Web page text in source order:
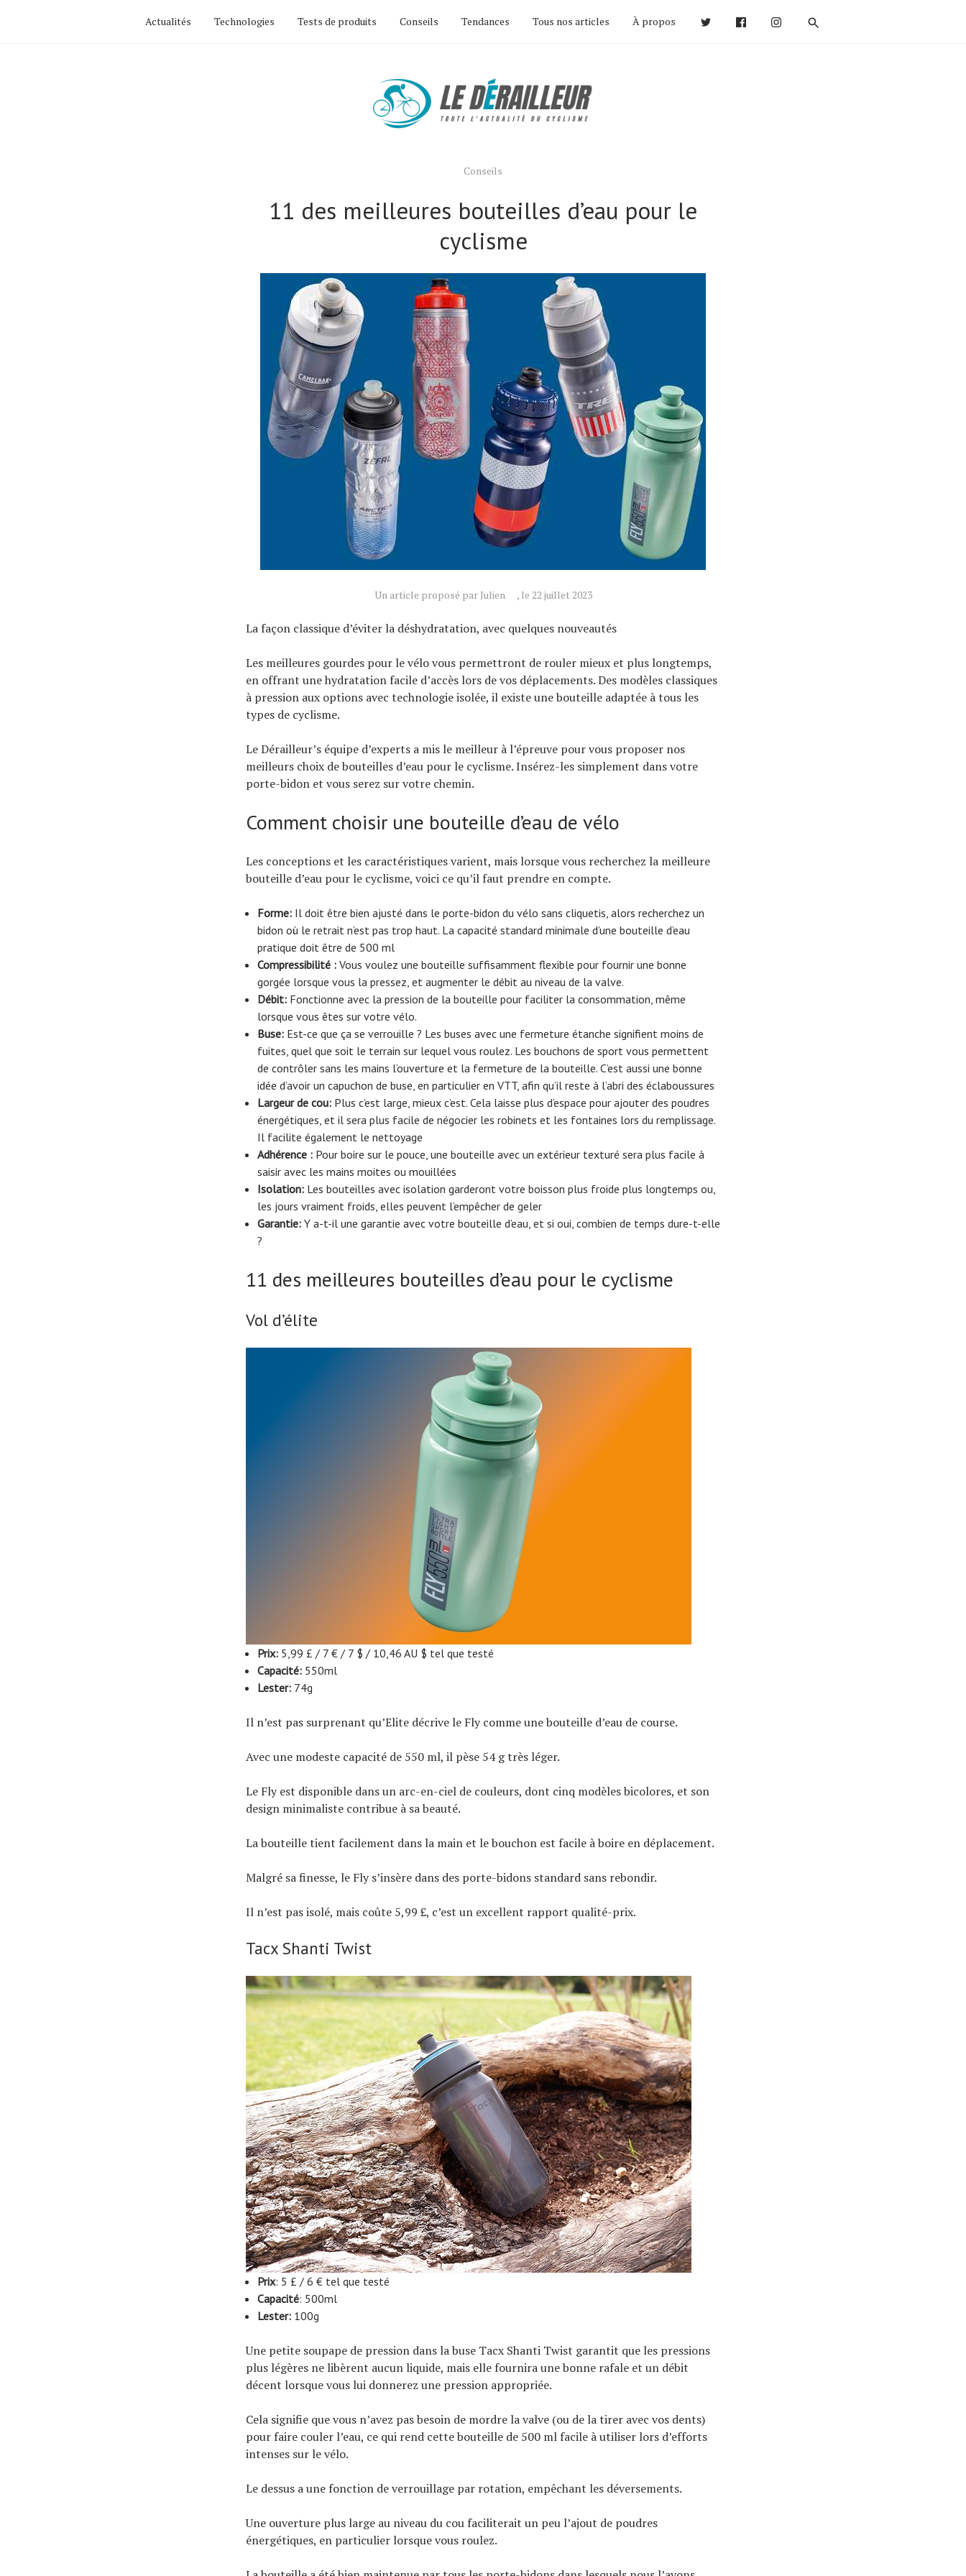
Actualités Technologies Tests de produits Conseils Tendances Tous nos articles À propos
Conseils
11 des meilleures bouteilles d’eau pour le
cyclisme
Un article proposé par Julien , le 22 juillet 2023
La façon classique d’éviter la déshydratation, avec quelques nouveautés
Les meilleures gourdes pour le vélo vous permettront de rouler mieux et plus longtemps,
en offrant une hydratation facile d’accès lors de vos déplacements.Des modèles classiques
à pression aux options avec technologie isolée, il existe une bouteille adaptée à tous les
types de cyclisme.
Le Dérailleur’s équipe d’experts a mis le meilleur à l’épreuve pour vous proposer nos
meilleurs choix de bouteilles d’eau pour le cyclisme. Insérez-les simplement dans votre
porte-bidon et vous serez sur votre chemin.
Comment choisir une bouteille d’eau de vélo
Les conceptions et les caractéristiques varient, mais lorsque vous recherchez la meilleure
bouteille d’eau pour le cyclisme, voici ce qu’il faut prendre en compte.
Forme: Il doit être bien ajusté dans le porte-bidon du vélo sans cliquetis, alors recherchez un
bidon où le retrait n’est pas trop haut. La capacité standard minimale d’une bouteille d’eau
pratique doit être de 500 ml
Compressibilité : Vous voulez une bouteille suffisamment flexible pour fournir une bonne
gorgée lorsque vous la pressez, et augmenter le débit au niveau de la valve.
Débit: Fonctionne avec la pression de la bouteille pour faciliter la consommation, même
lorsque vous êtes sur votre vélo.
Buse: Est-ce que ça se verrouille ? Les buses avec une fermeture étanche signifient moins de
fuites, quel que soit le terrain sur lequel vous roulez. Les bouchons de sport vous permettent
de contrôler sans les mains l’ouverture et la fermeture de la bouteille. C’est aussi une bonne
idée d’avoir un capuchon de buse, en particulier en VTT, afin qu’il reste à l’abri des éclaboussures
Largeur de cou: Plus c’est large, mieux c’est. Cela laisse plus d’espace pour ajouter des poudres
énergétiques, et il sera plus facile de négocier les robinets et les fontaines lors du remplissage.
Il facilite également le nettoyage
Adhérence : Pour boire sur le pouce, une bouteille avec un extérieur texturé sera plus facile à
saisir avec les mains moites ou mouillées
Isolation: Les bouteilles avec isolation garderont votre boisson plus froide plus longtemps ou,
les jours vraiment froids, elles peuvent l’empêcher de geler
Garantie: Y a-t-il une garantie avec votre bouteille d’eau, et si oui, combien de temps dure-t-elle
?
11 des meilleures bouteilles d’eau pour le cyclisme
Vol d’élite
Prix: 5,99 £ / 7 € / 7 $ / 10,46 AU $ tel que testé
Capacité: 550ml
Lester: 74g
Il n’est pas surprenant qu’Elite décrive le Fly comme une bouteille d’eau de course.
Avec une modeste capacité de 550 ml, il pèse 54 g très léger.
Le Fly est disponible dans un arc-en-ciel de couleurs, dont cinq modèles bicolores, et son
design minimaliste contribue à sa beauté.
La bouteille tient facilement dans la main et le bouchon est facile à boire en déplacement.
Malgré sa finesse, le Fly s’insère dans des porte-bidons standard sans rebondir.
Il n’est pas isolé, mais coûte 5,99 £, c’est un excellent rapport qualité-prix.
Tacx Shanti Twist
Prix: 5 £ / 6 € tel que testé
Capacité: 500ml
Lester: 100g
Une petite soupape de pression dans la buse Tacx Shanti Twist garantit que les pressions
plus légères ne libèrent aucun liquide, mais elle fournira une bonne rafale et un débit
décent lorsque vous lui donnerez une pression appropriée.
Cela signifie que vous n’avez pas besoin de mordre la valve (ou de la tirer avec vos dents)
pour faire couler l’eau, ce qui rend cette bouteille de 500 ml facile à utiliser lors d’efforts
intenses sur le vélo.
Le dessus a une fonction de verrouillage par rotation, empêchant les déversements.
Une ouverture plus large au niveau du cou faciliterait un peu l’ajout de poudres
énergétiques, en particulier lorsque vous roulez.